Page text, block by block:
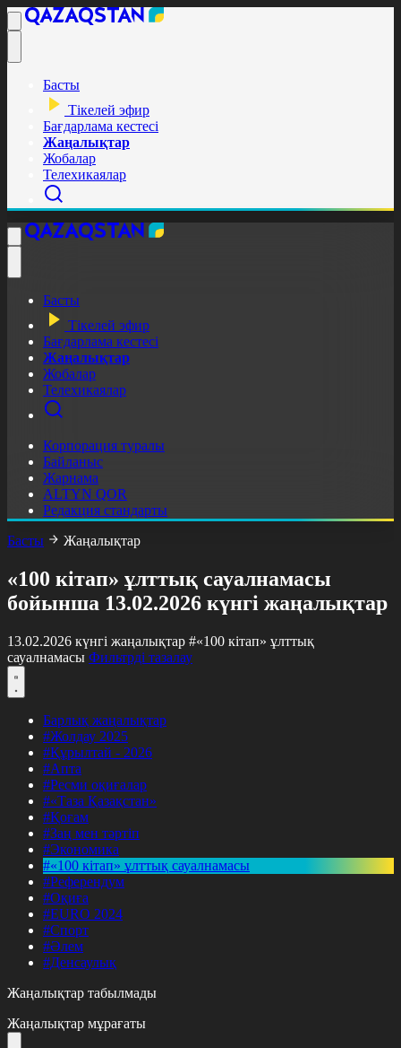
Басты
Тікелей эфир
Бағдарлама кестесі
Жаңалықтар
Жобалар
Телехикаялар
Басты
Тікелей эфир
Бағдарлама кестесі
Жаңалықтар
Жобалар
Телехикаялар
Корпорация туралы
Байланыс
Жарнама
ALTYN QOR
Редакция стандарты
Басты
Жаңалықтар
«100 кітап» ұлттық сауалнамасы
бойынша 13.02.2026 күнгі жаңалықтар
13.02.2026 күнгі жаңалықтар #«100 кітап» ұлттық
сауалнамасы Фильтрді тазалау
Барлық жаңалықтар
#Жолдау 2025
#Құрылтай - 2026
#Апта
#Ресми оқиғалар
#«Таза Қазақстан»
#Қоғам
#Заң мен тәртіп
#Экономика
#«100 кітап» ұлттық сауалнамасы
#Референдум
#Оқиға
#EURO 2024
#Спорт
#Әлем
#Денсаулық
Жаңалықтар табылмады
Жаңалықтар мұрағаты